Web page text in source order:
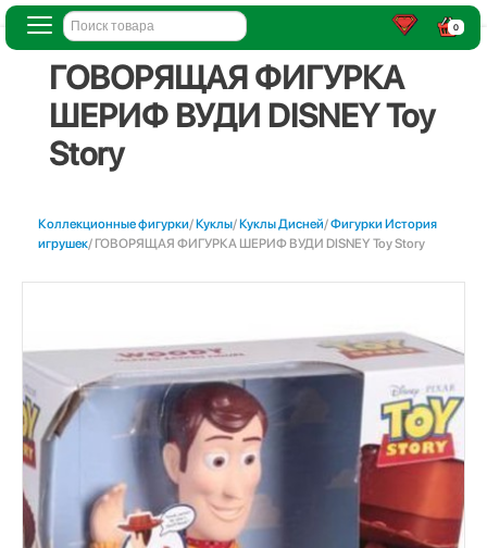
0
ГОВОРЯЩАЯ ФИГУРКА
ШЕРИФ ВУДИ DISNEY Toy
Story
Коллекционные фигурки/Куклы/Куклы Дисней/Фигурки История
игрушек/ ГОВОРЯЩАЯ ФИГУРКА ШЕРИФ ВУДИ DISNEY Toy Story